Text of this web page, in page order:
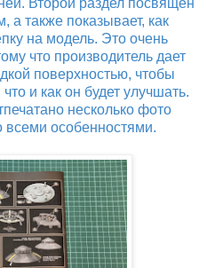
а также показывает, как
на модель. Это очень
что производитель дает
поверхностью, чтобы
и как он будет улучшать.
несколько фото
всеми особенностями.